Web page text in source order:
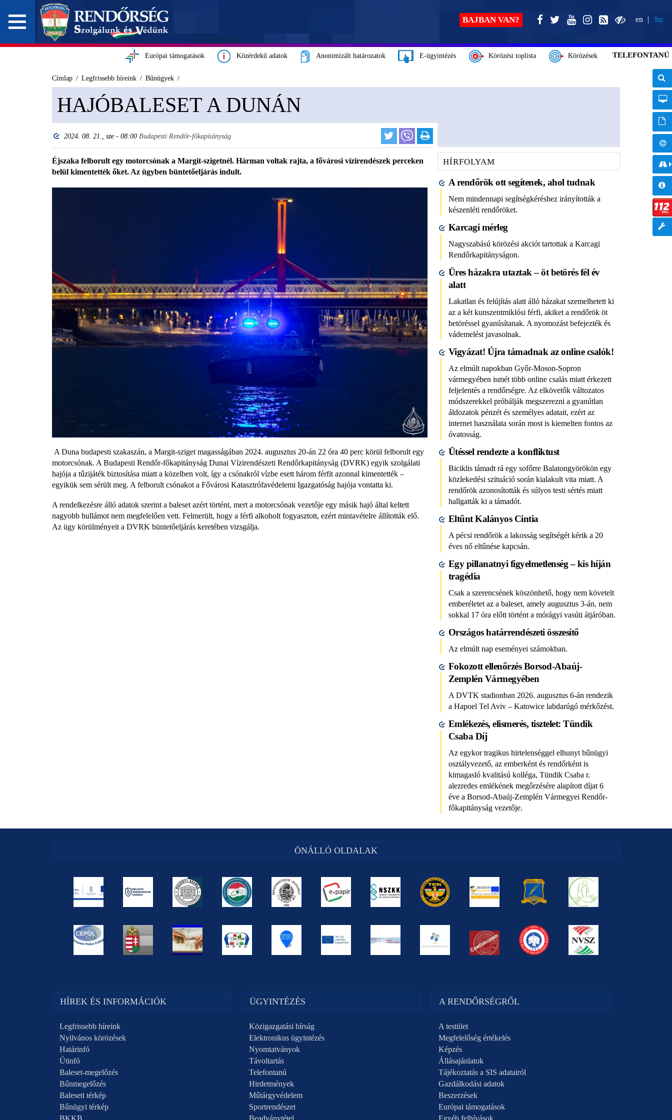
en hu
BAJBAN VAN?
Európai támogatások Közérdekű adatok Anonimizált határozatok E-ügyintézés Körözési toplista Körözések TELEFONTANÚ
Címlap Legfrissebb híreink Bűnügyek
HAJÓBALESET A DUNÁN
2024. 08. 21., sze - 08:00 Budapesti Rendőr-főkapitányság
Éjszaka felborult egy motorcsónak a Margit-szigetnél. Hárman voltak rajta, a fővárosi vízirendészek perceken
belül kimentették őket. Az ügyben büntetőeljárás indult.
A Duna budapesti szakaszán, a Margit-sziget magasságában 2024. augusztus 20-án 22 óra 40 perc körül felborult egy
motorcsónak. A Budapesti Rendőr-főkapitányság Dunai Vízirendészeti Rendőrkapitányság (DVRK) egyik szolgálati
hajója a tűzijáték biztosítása miatt a közelben volt, így a csónakról vízbe esett három férfit azonnal kimentették –
egyikük sem sérült meg. A felborult csónakot a Fővárosi Katasztrófavédelemi Igazgatóság hajója vontatta ki.
A rendelkezésre álló adatok szerint a baleset azért történt, mert a motorcsónak vezetője egy másik hajó által keltett
nagyobb hullámot nem megfelelően vett. Felmerült, hogy a férfi alkoholt fogyasztott, ezért mintavételre állították elő.
Az ügy körülményeit a DVRK büntetőeljárás keretében vizsgálja.
HÍRFOLYAM
A rendőrök ott segítenek, ahol tudnak
Nem mindennapi segítségkéréshez irányították a
készenléti rendőröket.
Karcagi mérleg
Nagyszabású körözési akciót tartottak a Karcagi
Rendőrkapitányságon.
Üres házakra utaztak – öt betörés fél év
alatt
Lakatlan és felújítás alatt álló házakat szemelhetett ki
az a két kunszentmiklósi férfi, akiket a rendőrök öt
betöréssel gyanúsítanak. A nyomozást befejezték és
vádemelést javasolnak.
Vigyázat! Újra támadnak az online csalók!
Az elmúlt napokban Győr-Moson-Sopron
vármegyében ismét több online csalás miatt érkezett
feljelentés a rendőrségre. Az elkövetők változatos
módszerekkel próbálják megszerezni a gyanútlan
áldozatok pénzét és személyes adatait, ezért az
internet használata során most is kiemelten fontos az
óvatosság.
Ütéssel rendezte a konfliktust
Biciklis támadt rá egy sofőrre Balatongyörökön egy
közlekedési szituáció során kialakult vita miatt. A
rendőrök azonosították és súlyos testi sértés miatt
hallgatták ki a támadót.
Eltűnt Kalányos Cintia
A pécsi rendőrök a lakosság segítségét kérik a 20
éves nő eltűnése kapcsán.
Egy pillanatnyi figyelmetlenség – kis híján
tragédia
Csak a szerencsének köszönhető, hogy nem követelt
emberéletet az a baleset, amely augusztus 3-án, nem
sokkal 17 óra előtt történt a mórágyi vasúti átjáróban.
Országos határrendészeti összesítő
Az elmúlt nap eseményei számokban.
Fokozott ellenőrzés Borsod-Abaúj-
Zemplén Vármegyében
A DVTK stadionban 2026. augusztus 6-án rendezik
a Hapoel Tel Aviv – Katowice labdarúgó mérkőzést.
Emlékezés, elismerés, tisztelet: Tündik
Csaba Díj
Az egykor tragikus hirtelenséggel elhunyt bűnügyi
osztályvezető, az emberként és rendőrként is
kimagasló kvalitású kolléga, Tündik Csaba r.
alezredes emlékének megőrzésére alapított díjat 6
éve a Borsod-Abaúj-Zemplén Vármegyei Rendőr-
főkapitányság vezetője.
ÖNÁLLÓ OLDALAK
HÍREK ÉS INFORMÁCIÓK
Legfrissebb híreink
Nyilvános körözések
Határinfó
Útinfó
Baleset-megelőzés
Bűnmegelőzés
Baleseti térkép
Bűnügyi térkép
BKKB
ÜGYINTÉZÉS
Közigazgatási bírság
Elektronikus ügyintézés
Nyomtatványok
Távoltartás
Telefontanú
Hirdetmények
Műtárgyvédelem
Sportrendészet
Beadványtétel
A RENDŐRSÉGRŐL
A testület
Megfelelőség értékelés
Képzés
Állásajánlatok
Tájékoztatás a SIS adatairól
Gazdálkodási adatok
Beszerzések
Európai támogatások
Egyéb felhívások